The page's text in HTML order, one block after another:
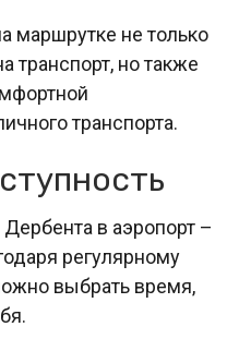
маршрутке не только
транспорт, но также
транспорта.
в аэропорт –
регулярному
выбрать время,